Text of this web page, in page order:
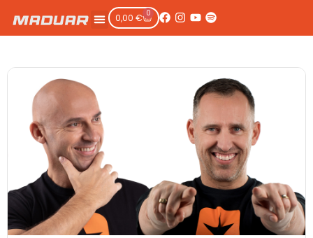
0,00 € 0